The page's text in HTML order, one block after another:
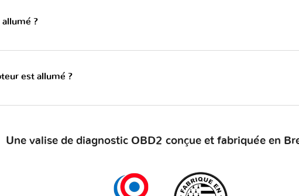
allumé ?
est allumé ?
Une valise de diagnostic OBD2 conçue et fabriquée en